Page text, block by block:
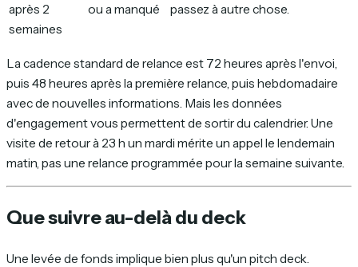
après 2
semaines
ou a manqué
passez à autre chose.
La cadence standard de relance est 72 heures après l'envoi,
puis 48 heures après la première relance, puis hebdomadaire
avec de nouvelles informations. Mais les données
d'engagement vous permettent de sortir du calendrier. Une
visite de retour à 23 h un mardi mérite un appel le lendemain
matin, pas une relance programmée pour la semaine suivante.
Que suivre au-delà du deck
Une levée de fonds implique bien plus qu'un pitch deck.